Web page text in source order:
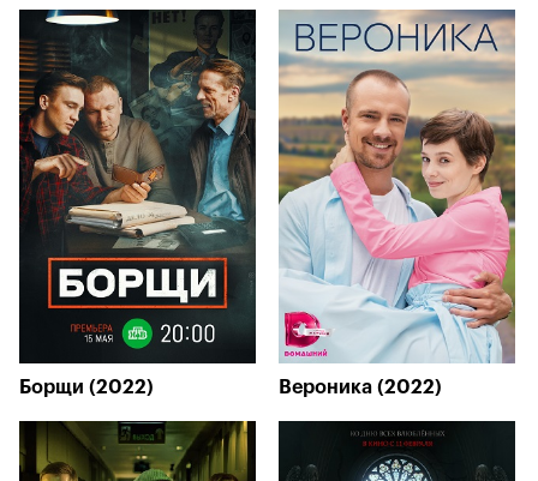
Борщи (2022) Вероника (2022)